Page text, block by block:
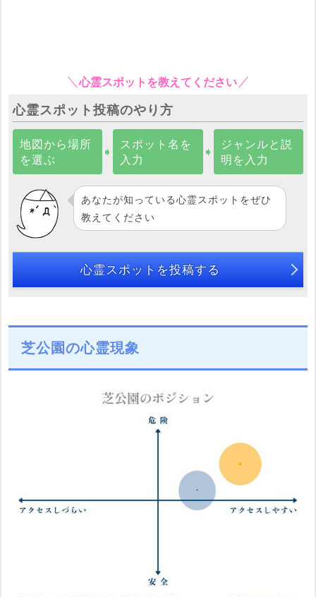
心霊スポットを教えてください
心霊スポット投稿のやり方
地図から場所
を選ぶ
➧
スポット名を
入力
➧
ジャンルと説
明を入力
あなたが知っている心霊スポットをぜひ
教えてください
心霊スポットを投稿する
芝公園の心霊現象